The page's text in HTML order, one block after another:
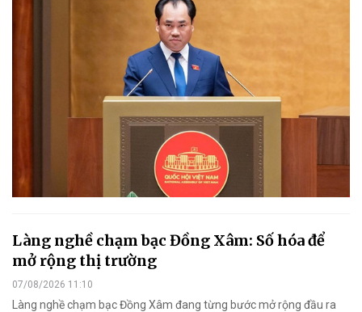
Làng nghề chạm bạc Đồng Xâm: Số hóa để
mở rộng thị trường
07/08/2026 11:10
Làng nghề chạm bạc Đồng Xâm đang từng bước mở rộng đầu ra